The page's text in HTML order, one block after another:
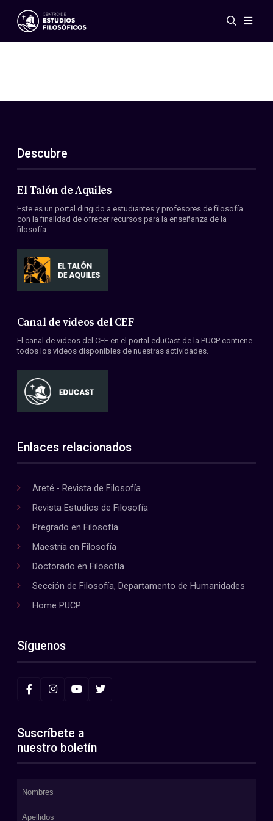
Eventos
ES
EN
Acerca de nosotros
Miembros
Convenios
Descubre
El Talón de Aquiles
Este es un portal dirigido a estudiantes y profesores de filosofía
con la finalidad de ofrecer recursos para la enseñanza de la
filosofía.
Canal de videos del CEF
El canal de videos del CEF en el portal eduCast de la PUCP contiene
todos los videos disponibles de nuestras actividades.
Enlaces relacionados
Areté - Revista de Filosofía
Revista Estudios de Filosofía
Pregrado en Filosofía
Maestría en Filosofía
Doctorado en Filosofía
Sección de Filosofía, Departamento de Humanidades
Home PUCP
Síguenos
Suscríbete a
nuestro boletín